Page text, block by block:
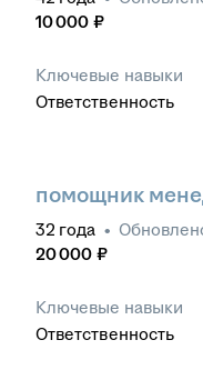
10 000 ₽
Ключевые навыки
Ответственность
помощник
32 года •
20 000 ₽
Ключевые навыки
Ответственность